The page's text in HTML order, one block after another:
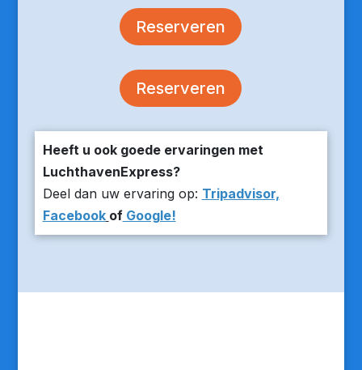
Reserveren
Reserveren
Heeft u ook goede ervaringen met
LuchthavenExpress?
Deel dan uw ervaring op: Tripadvisor,
Facebook ofGoogle!